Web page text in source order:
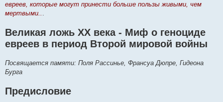
евреев, которые могут принести больше пользы живыми, чем
мертвыми.. .
Великая ложь XX века - Миф о геноциде
евреев в период Второй мировой войны
Посвящается памяти: Поля Рассинье, Франсуа Дюпре, Гидеона
Бурга
Предисловие